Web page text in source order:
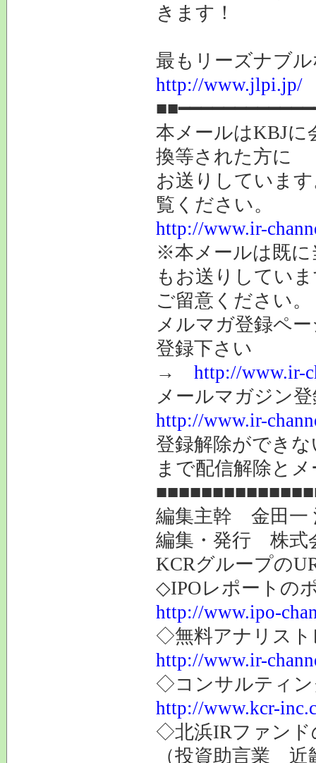
きます！
最もリーズナブ
http://www.jlpi.jp/
本メールはKBJに
換等された方に
お送りしていま
覧ください。
http://www.ir-
※本メールは既に
もお送りしてい
ご留意ください。
メルマガ登録ペ
登録下さい
→ http://www.ir-
メールマガジン
http://www.ir-
登録解除ができ
まで配信解除と
編集主幹 金田一
編集・発行 株式
KCRグループの
◇IPOレポートの
http://www.ipo-
◇無料アナリスト
http://www.ir-
◇コンサルティン
http://www.kcr-
◇北浜IRファンド
（投資助言業 近